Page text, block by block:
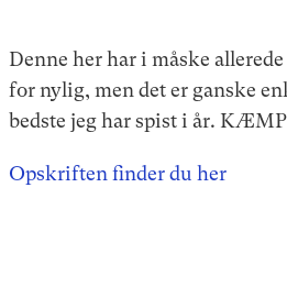
Denne her har i måske
for nylig, men det er ganske
bedste jeg har spist i år.
Opskriften finder du her